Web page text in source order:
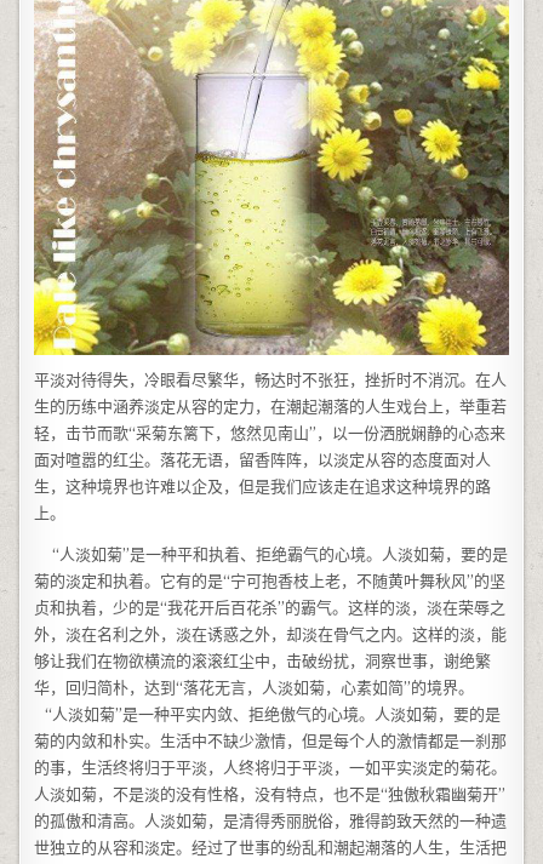
平淡对待得失，冷眼看尽繁华，畅达时不张狂，挫折时不消沉。在人
生的历练中涵养淡定从容的定力，在潮起潮落的人生戏台上，举重若
轻，击节而歌“采菊东篱下，悠然见南山”，以一份洒脱娴静的心态来
面对喧嚣的红尘。落花无语，留香阵阵，以淡定从容的态度面对人
生，这种境界也许难以企及，但是我们应该走在追求这种境界的路
上。
“人淡如菊”是一种平和执着、拒绝霸气的心境。人淡如菊，要的是
菊的淡定和执着。它有的是“宁可抱香枝上老，不随黄叶舞秋风”的坚
贞和执着，少的是“我花开后百花杀”的霸气。这样的淡，淡在荣辱之
外，淡在名利之外，淡在诱惑之外，却淡在骨气之内。这样的淡，能
够让我们在物欲横流的滚滚红尘中，击破纷扰，洞察世事，谢绝繁
华，回归简朴，达到“落花无言，人淡如菊，心素如简”的境界。
“人淡如菊”是一种平实内敛、拒绝傲气的心境。人淡如菊，要的是
菊的内敛和朴实。生活中不缺少激情，但是每个人的激情都是一刹那
的事，生活终将归于平淡，人终将归于平淡，一如平实淡定的菊花。
人淡如菊，不是淡的没有性格，没有特点，也不是“独傲秋霜幽菊开”
的孤傲和清高。人淡如菊，是清得秀丽脱俗，雅得韵致天然的一种遗
世独立的从容和淡定。经过了世事的纷乱和潮起潮落的人生，生活把